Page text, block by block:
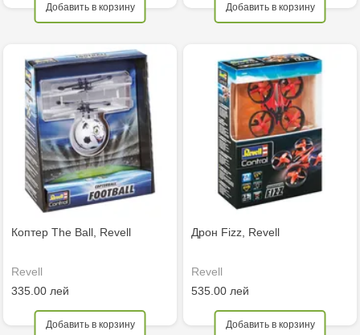
Добавить в корзину Добавить в корзину
Коптер The Ball, Revell
Revell
335.00 лей
Добавить в корзину
Дрон Fizz, Revell
Revell
535.00 лей
Добавить в корзину